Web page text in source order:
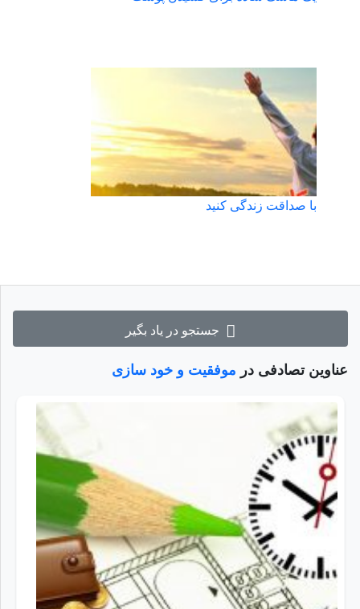
جستجو در یاد بگیر
عناوین تصادفی در موفقیت و خود سازی
با صداقت زندگی کنید